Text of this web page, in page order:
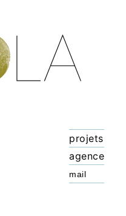
projets
agence